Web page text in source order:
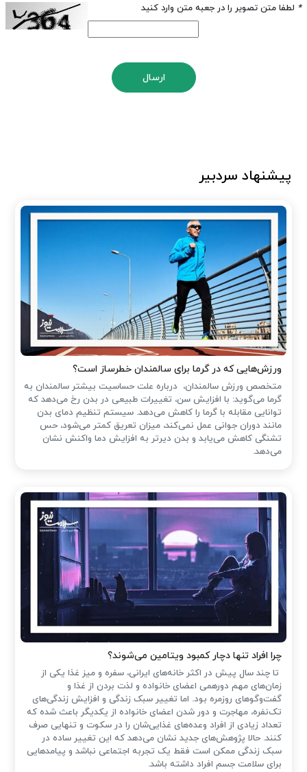
* لطفا متن تصویر را در جعبه متن وارد کنید
ارسال
پیشنهاد سردبیر
ورزش‌هایی که در گرما برای سالمندان خطرساز است؟
متخصص ورزش سالمندان، درباره علت حساسیت بیشتر سالمندان به
گرما می‌گوید: با افزایش سن، تغییرات طبیعی در بدن رخ می‌دهد که
توانایی مقابله با گرما را کاهش می‌دهد. سیستم تنظیم دمای بدن
مانند دوران جوانی عمل نمی‌کند، میزان تعریق کمتر می‌شود، حس
تشنگی کاهش می‌یابد و بدن دیرتر به افزایش دما واکنش نشان
می‌دهد.
چرا افراد تنها دچار کمبود ویتامین می‌شوند؟
تا چند سال پیش در اکثر خانه‌های ایرانی، سفره و میز غذا یکی از
زمان‌های مهم دورهمی اعضای خانواده و لذت بردن از غذا و
گفت‌وگوهای روزمره بود. اما تغییر سبک زندگی و افزایش زندگی‌های
تک‌نفره، مهاجرت و دور شدن اعضای خانواده از یکدیگر باعث شده که
تعداد زیادی از افراد وعده‌های غذایی‌شان را در سکوت و تنهایی صرف
کنند. حالا پژوهش‌های جدید نشان می‌دهد که این تغییر ساده در
سبک زندگی ممکن است فقط یک تجربه اجتماعی نباشد و پیامدهایی
برای سلامت جسم افراد داشته باشد.